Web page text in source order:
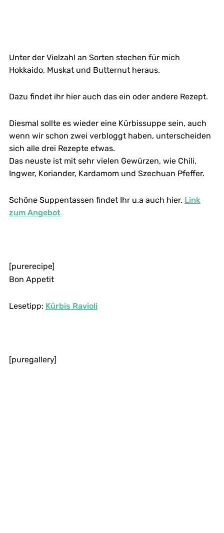
Unter der Vielzahl an Sorten stechen für mich
Hokkaido, Muskat und Butternut heraus.
Dazu findet ihr hier auch das ein oder andere Rezept.
Diesmal sollte es wieder eine Kürbissuppe sein, auch
wenn wir schon zwei verbloggt haben, unterscheiden
sich alle drei Rezepte etwas.
Das neuste ist mit sehr vielen Gewürzen, wie Chili,
Ingwer, Koriander, Kardamom und Szechuan Pfeffer.
Schöne Suppentassen findet Ihr u.a auch hier. Link
zum Angebot
[purerecipe]
Bon Appetit
Lesetipp: Kürbis Ravioli
[puregallery]